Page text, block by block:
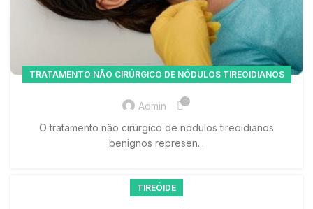
TRATAMENTO NÃO CIRÚRGICO DE NÓDULOS TIREOIDIANOS
Admin 0
O tratamento não cirúrgico de nódulos tireoidianos
benignos represen...
TIREÓIDE